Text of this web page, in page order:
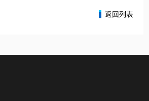
返回列表